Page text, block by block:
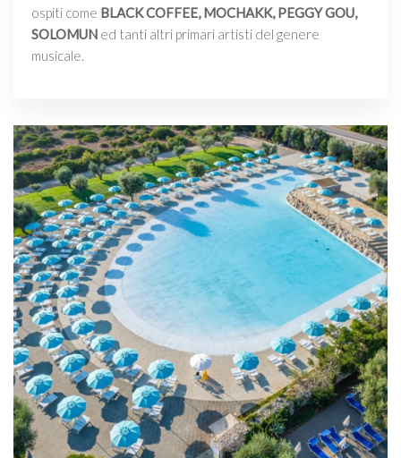
ospiti come BLACK COFFEE, MOCHAKK, PEGGY GOU,
SOLOMUN ed tanti altri primari artisti del genere
musicale.